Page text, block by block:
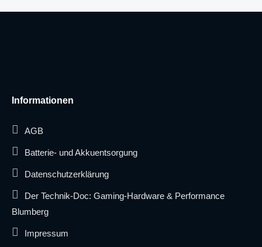
Informationen
AGB
Batterie- und Akkuentsorgung
Datenschutzerklärung
Der Technik-Doc: Gaming-Hardware & Performance
Blumberg
Impressum